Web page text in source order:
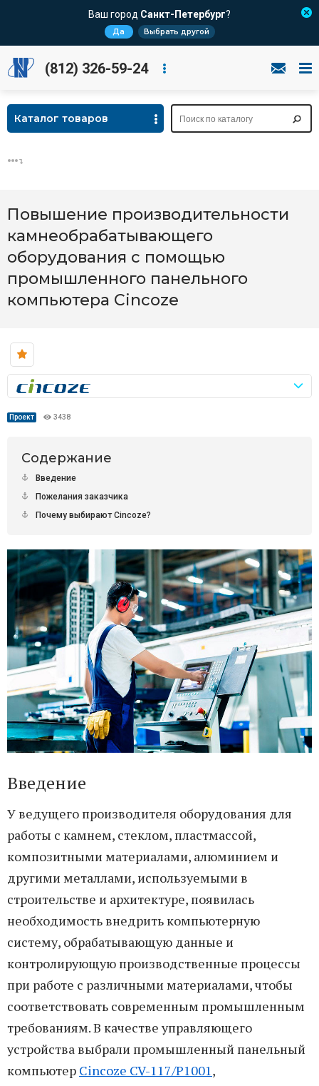
Ваш город Санкт-Петербург?
Да Выбрать другой
(812) 326-59-24
Каталог товаров
Повышение производительности
камнеобрабатывающего
оборудования с помощью
промышленного панельного
компьютера Cincoze
Проект 3438
Содержание
Введение
Пожелания заказчика
Почему выбирают Cincoze?
Введение
У ведущего производителя оборудования для
работы с камнем, стеклом, пластмассой,
композитными материалами, алюминием и
другими металлами, используемыми в
строительстве и архитектуре, появилась
необходимость внедрить компьютерную
систему, обрабатывающую данные и
контролирующую производственные процессы
при работе с различными материалами, чтобы
соответствовать современным промышленным
требованиям. В качестве управляющего
устройства выбрали промышленный панельный
компьютер Cincoze CV-117/P1001,